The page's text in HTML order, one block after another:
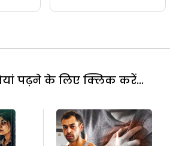
पढ़ने के लिए क्लिक करें...